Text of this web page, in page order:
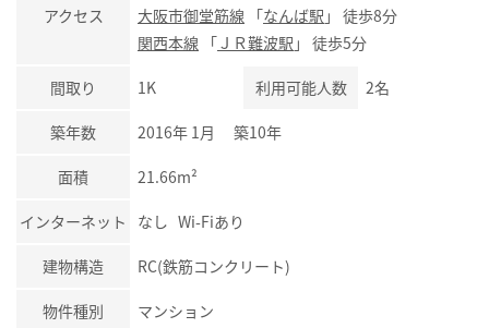
アクセス
大阪市御堂筋線 「なんば駅 」 徒歩8分
関西本線 「ＪＲ難波駅 」 徒歩5分
間取り 1K 利用可能人数 2名
築年数 2016年 1月 築10年
面積 21.66m²
インターネット なし Wi-Fiあり
建物構造 RC(鉄筋コンクリート)
物件種別
マンション